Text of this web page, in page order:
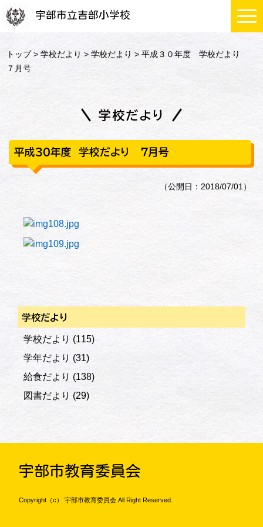
宇部市立吉部小学校
トップ>学校だより >学校だより > 平成３０年度 学校だより
７月号
学校だより
平成３０年度 学校だより ７月号
（公開日：2018/07/01）
学校だより
学校だより (115)
学年だより (31)
給食だより (138)
図書だより (29)
宇部市教育委員会
Copyright（c） 宇部市教育委員会.All Right Reserved.